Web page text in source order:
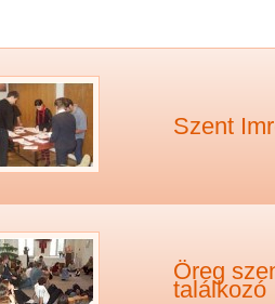
Szent
Öreg
találkozó